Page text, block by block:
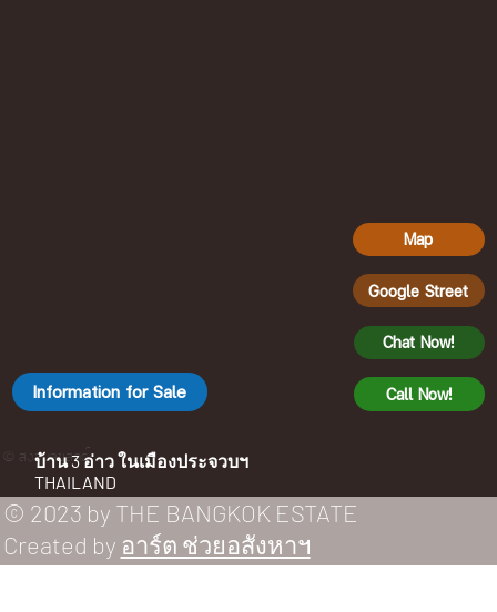
Chat Now!
Call Now!
Map
Google Street
Information for Sale
THAILAND
© สงวนลิขสิทธิ์
บ้าน 3 อ่าว ในเมืองประจวบฯ
© 2023 by THE BANGKOK ESTATE
Created by อาร์ต ช่วยอสังหาฯ